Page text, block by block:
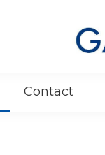
Contact